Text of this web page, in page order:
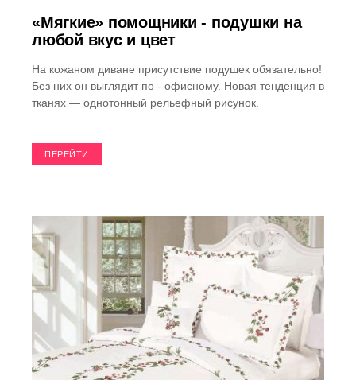
«Мягкие» помощники - подушки на
любой вкус и цвет
На кожаном диване присутствие подушек обязательно!
Без них он выглядит по - офисному. Новая тенденция в
тканях — однотонный рельефный рисунок.
ПЕРЕЙТИ